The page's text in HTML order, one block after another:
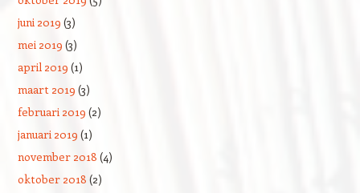
juni 2019 (3)
mei 2019 (3)
april 2019 (1)
maart 2019 (3)
februari 2019 (2)
januari 2019 (1)
november 2018 (4)
oktober 2018 (2)